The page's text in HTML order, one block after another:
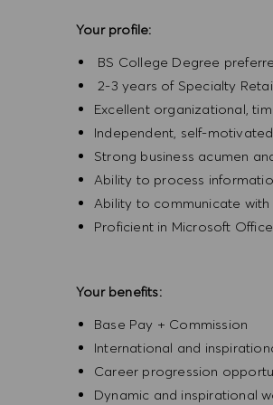
Your profile:
BS College Degree
2-3 years of Specialty
Excellent organizational,
Independent, self-
Strong business acumen
Ability to process
Ability to communicate with
Proficient in Microsoft Office
Your benefits:
Base Pay + Commission
International and
Career progression
Dynamic and inspirational